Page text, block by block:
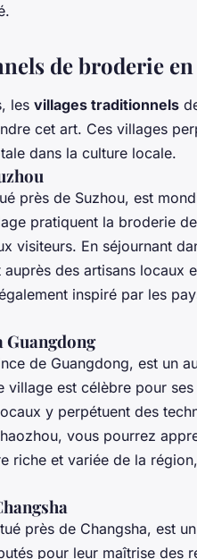
de broderie
les villages traditionnels
cet art. Ces villages
dans la culture locale.
près de Suzhou, est
pratiquent la broderie
visiteurs. En séjournant
auprès des artisans
inspiré par les
Guangdong
de Guangdong, est un
village est célèbre pour
y perpétuent des
vous pourrez
riche et variée de la
près de Changsha, est
pour leur maîtrise des